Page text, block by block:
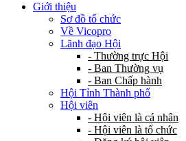
Giới thiệu
Sơ đồ tổ chức
Về Vicopro
Lãnh đạo Hội
- Thường trực Hội
- Ban Thường vụ
- Ban Chấp hành
Hội Tỉnh Thành phố
Hội viên
- Hội viên là cá nhân
- Hội viên là tổ chức